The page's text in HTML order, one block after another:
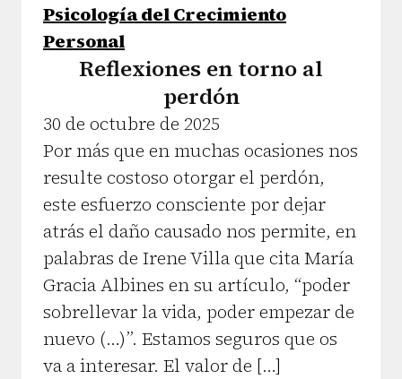
Psicología del Crecimiento
Personal
Reflexiones en torno al
perdón
30 de octubre de 2025
Por más que en muchas ocasiones nos
resulte costoso otorgar el perdón,
este esfuerzo consciente por dejar
atrás el daño causado nos permite, en
palabras de Irene Villa que cita María
Gracia Albines en su artículo, “poder
sobrellevar la vida, poder empezar de
nuevo (…)”. Estamos seguros que os
va a interesar. El valor de […]